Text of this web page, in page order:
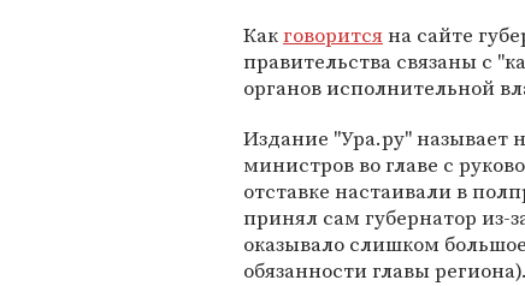
Какговоритсяна сайте
правительства связаны с
органов исполнительной
Издание "Ура.ру" называет
министров во главе с
отставке настаивали в
принял сам губернатор из-
оказывало слишком
обязанности главы региона).